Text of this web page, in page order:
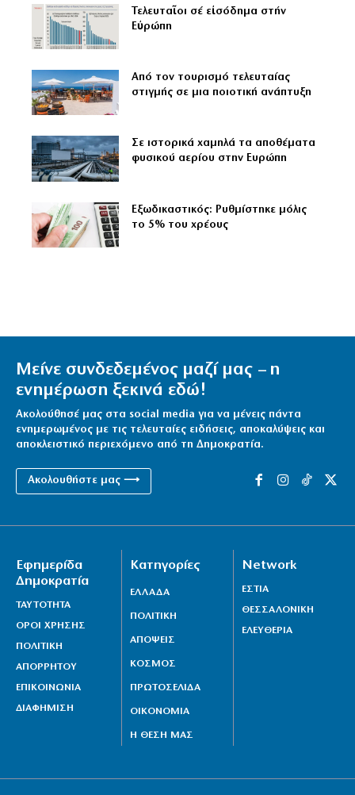
Τελευταῖοι σέ εἰσόδημα στήν
Εὐρώπη
Από τον τουρισμό τελευταίας
στιγμής σε μια ποιοτική ανάπτυξη
Σε ιστορικά χαμηλά τα αποθέματα
φυσικού αερίου στην Ευρώπη
Εξωδικαστικός: Ρυθμίστηκε μόλις
το 5% του χρέους
Μείνε συνδεδεμένος μαζί μας – η
ενημέρωση ξεκινά εδώ!
Ακολούθησέ μας στα social media για να μένεις πάντα
ενημερωμένος με τις τελευταίες ειδήσεις, αποκαλύψεις και
αποκλειστικό περιεχόμενο από τη Δημοκρατία.
Ακολουθήστε μας ⟶
Εφημερίδα
Δημοκρατία
ΤΑΥΤΟΤΗΤΑ
ΟΡΟΙ ΧΡΗΣΗΣ
ΠΟΛΙΤΙΚΗ
ΑΠΟΡΡΗΤΟΥ
ΕΠΙΚΟΙΝΩΝΙΑ
ΔΙΑΦΗΜΙΣΗ
Κατηγορίες
ΕΛΛΑΔΑ
ΠΟΛΙΤΙΚΗ
ΑΠΟΨΕΙΣ
ΚΟΣΜΟΣ
ΠΡΩΤΟΣΕΛΙΔΑ
ΟΙΚΟΝΟΜΙΑ
Η ΘΕΣΗ ΜΑΣ
Network
ΕΣΤΙΑ
ΘΕΣΣΑΛΟΝΙΚΗ
ΕΛΕΥΘΕΡΙΑ